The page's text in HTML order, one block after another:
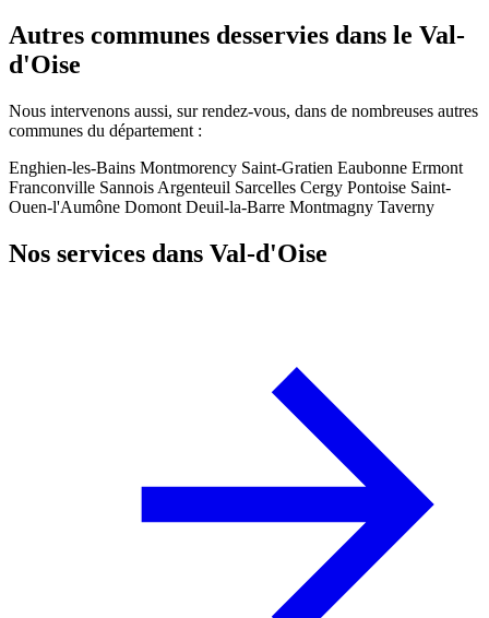
Autres communes desservies dans le Val-
d'Oise
Nous intervenons aussi, sur rendez-vous, dans de nombreuses autres
communes du département :
Enghien-les-Bains Montmorency Saint-Gratien Eaubonne Ermont
Franconville Sannois Argenteuil Sarcelles Cergy Pontoise Saint-
Ouen-l'Aumône Domont Deuil-la-Barre Montmagny Taverny
Nos services dans Val-d'Oise